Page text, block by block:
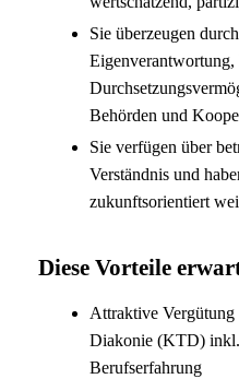
Sie überzeugen
Eigenverantwortung,
Behörden und
Sie verfügen über
Verständnis und
zukunftsorientiert
Diese Vorteile
Attraktive
Diakonie (KTD)
Berufserfahrung